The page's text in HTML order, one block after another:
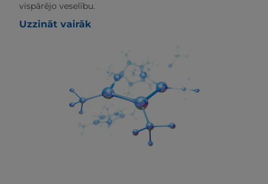
vispārējo veselību.
Uzzināt vairāk